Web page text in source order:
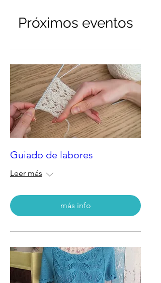
Próximos eventos
Guiado de labores
Leer más
más info